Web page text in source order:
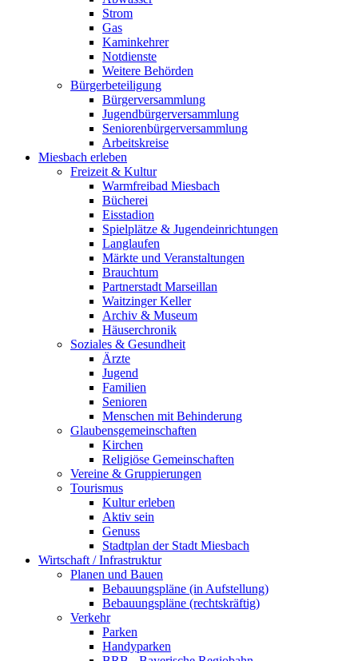
Strom
Gas
Kaminkehrer
Notdienste
Weitere Behörden
Bürgerbeteiligung
Bürgerversammlung
Jugendbürgerversammlung
Seniorenbürgerversammlung
Arbeitskreise
Miesbach erleben
Freizeit & Kultur
Warmfreibad Miesbach
Bücherei
Eisstadion
Spielplätze & Jugendeinrichtungen
Langlaufen
Märkte und Veranstaltungen
Brauchtum
Partnerstadt Marseillan
Waitzinger Keller
Archiv & Museum
Häuserchronik
Soziales & Gesundheit
Ärzte
Jugend
Familien
Senioren
Menschen mit Behinderung
Glaubensgemeinschaften
Kirchen
Religiöse Gemeinschaften
Vereine & Gruppierungen
Tourismus
Kultur erleben
Aktiv sein
Genuss
Stadtplan der Stadt Miesbach
Wirtschaft / Infrastruktur
Planen und Bauen
Bebauungspläne (in Aufstellung)
Bebauungspläne (rechtskräftig)
Verkehr
Parken
Handyparken